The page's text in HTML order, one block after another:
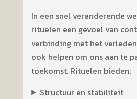
In een snel veranderende
rituelen een gevoel van
verbinding met het
ook helpen om ons aan te
toekomst. Rituelen bieden:
Structuur en stabiliteit